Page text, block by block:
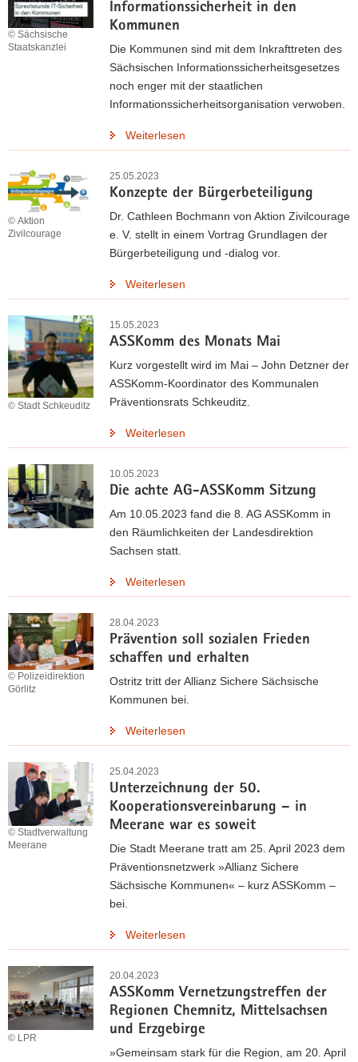
Informationssicherheit in den
Kommunen
© Sächsische
Staatskanzlei
Die Kommunen sind mit dem Inkrafttreten des
Sächsischen Informationssicherheitsgesetzes
noch enger mit der staatlichen
Informationssicherheitsorganisation verwoben.
Weiterlesen
25.05.2023
Konzepte der Bürgerbeteiligung
© Aktion
Zivilcourage
Dr. Cathleen Bochmann von Aktion Zivilcourage
e. V. stellt in einem Vortrag Grundlagen der
Bürgerbeteiligung und -dialog vor.
Weiterlesen
15.05.2023
ASSKomm des Monats Mai
© Stadt Schkeuditz
Kurz vorgestellt wird im Mai – John Detzner der
ASSKomm-Koordinator des Kommunalen
Präventionsrats Schkeuditz.
Weiterlesen
10.05.2023
Die achte AG-ASSKomm Sitzung
Am 10.05.2023 fand die 8. AG ASSKomm in
den Räumlichkeiten der Landesdirektion
Sachsen statt.
Weiterlesen
28.04.2023
Prävention soll sozialen Frieden
schaffen und erhalten
© Polizeidirektion
Görlitz
Ostritz tritt der Allianz Sichere Sächsische
Kommunen bei.
Weiterlesen
25.04.2023
Unterzeichnung der 50.
Kooperationsvereinbarung – in
Meerane war es soweit
© Stadtverwaltung
Meerane
Die Stadt Meerane tratt am 25. April 2023 dem
Präventionsnetzwerk »Allianz Sichere
Sächsische Kommunen« – kurz ASSKomm –
bei.
Weiterlesen
20.04.2023
ASSKomm Vernetzungstreffen der
Regionen Chemnitz, Mittelsachsen
und Erzgebirge
© LPR
»Gemeinsam stark für die Region, am 20. April